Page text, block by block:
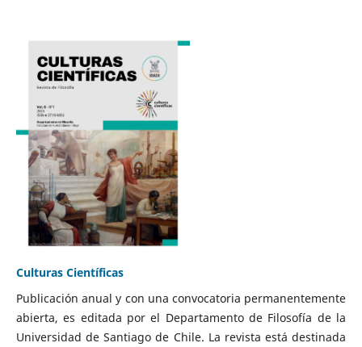
Culturas Científicas
Publicación anual y con una convocatoria permanentemente
abierta, es editada por el Departamento de Filosofía de la
Universidad de Santiago de Chile. La revista está destinada